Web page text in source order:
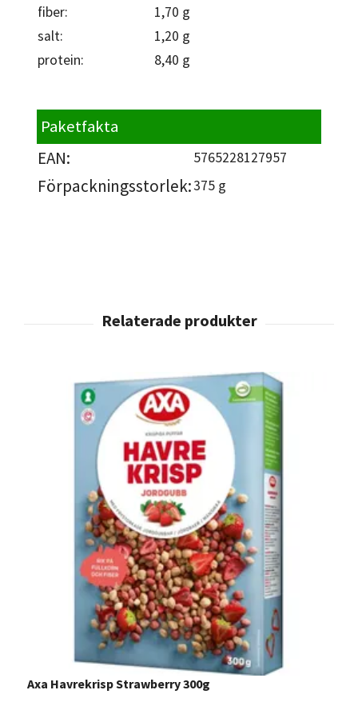
fiber:
1,70 g
salt:
1,20 g
protein:
8,40 g
Paketfakta
EAN: 5765228127957
Förpackningsstorlek:375 g
Axa Havrekrisp Strawberry 300g